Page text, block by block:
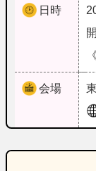
日時
会場